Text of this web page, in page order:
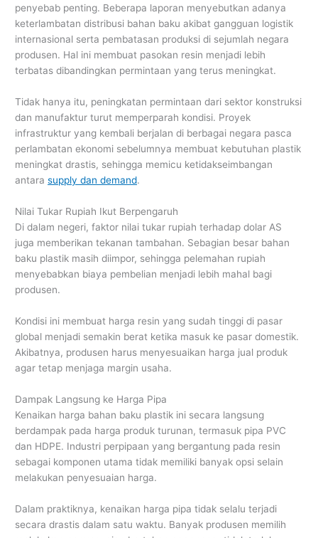
penyebab penting. Beberapa laporan menyebutkan adanya
keterlambatan distribusi bahan baku akibat gangguan logistik
internasional serta pembatasan produksi di sejumlah negara
produsen. Hal ini membuat pasokan resin menjadi lebih
terbatas dibandingkan permintaan yang terus meningkat.
Tidak hanya itu, peningkatan permintaan dari sektor konstruksi
dan manufaktur turut memperparah kondisi. Proyek
infrastruktur yang kembali berjalan di berbagai negara pasca
perlambatan ekonomi sebelumnya membuat kebutuhan plastik
meningkat drastis, sehingga memicu ketidakseimbangan
antarasupply dan demand.
Nilai Tukar Rupiah Ikut Berpengaruh
Di dalam negeri, faktor nilai tukar rupiah terhadap dolar AS
juga memberikan tekanan tambahan. Sebagian besar bahan
baku plastik masih diimpor, sehingga pelemahan rupiah
menyebabkan biaya pembelian menjadi lebih mahal bagi
produsen.
Kondisi ini membuat harga resin yang sudah tinggi di pasar
global menjadi semakin berat ketika masuk ke pasar domestik.
Akibatnya, produsen harus menyesuaikan harga jual produk
agar tetap menjaga margin usaha.
Dampak Langsung ke Harga Pipa
Kenaikan harga bahan baku plastik ini secara langsung
berdampak pada harga produk turunan, termasuk pipa PVC
dan HDPE. Industri perpipaan yang bergantung pada resin
sebagai komponen utama tidak memiliki banyak opsi selain
melakukan penyesuaian harga.
Dalam praktiknya, kenaikan harga pipa tidak selalu terjadi
secara drastis dalam satu waktu. Banyak produsen memilih